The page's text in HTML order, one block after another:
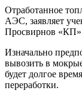
Отработанное
АЭС, заявляет
Просвирнов
Изначально
вывозить в
будет долгое
переработки.